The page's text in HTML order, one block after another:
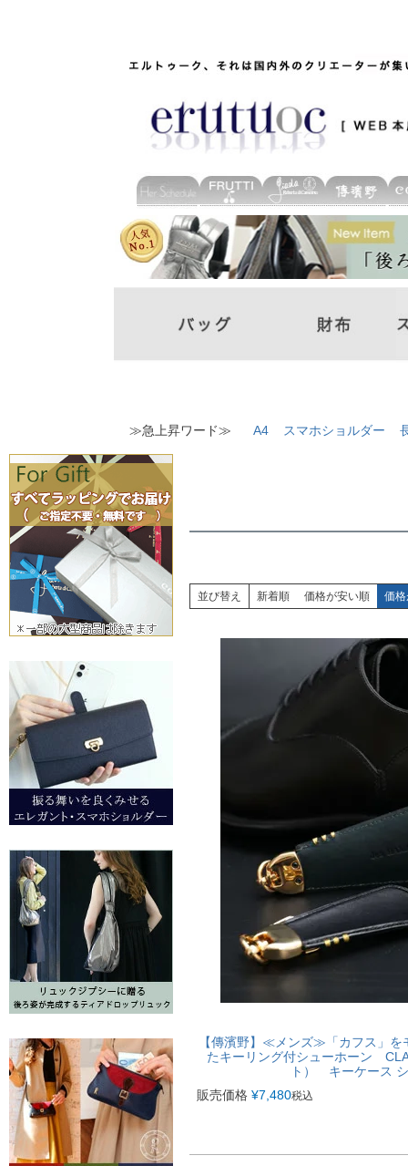
≫急上昇ワード≫ A4 スマホショルダー
並び替え 新着順 価格が安い順 価
【傳濱野】≪メンズ≫「カフス」を
たキーリング付シューホーン
ト） キーケース
販売価格 ¥7,480税込